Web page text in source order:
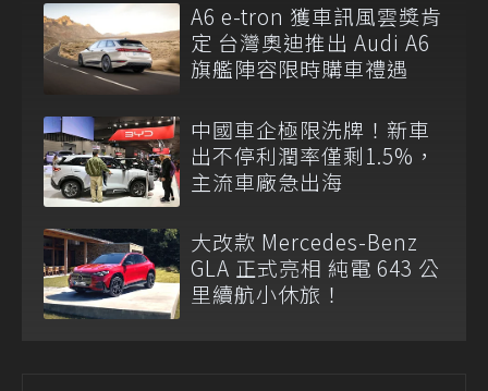
A6 e-tron 獲車訊風雲獎肯
定 台灣奧迪推出 Audi A6
旗艦陣容限時購車禮遇
中國車企極限洗牌！新車
出不停利潤率僅剩1.5%，
主流車廠急出海
大改款 Mercedes-Benz
GLA 正式亮相 純電 643 公
里續航小休旅！